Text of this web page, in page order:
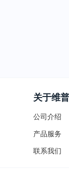
关于维普
公司介绍
产品服务
联系我们